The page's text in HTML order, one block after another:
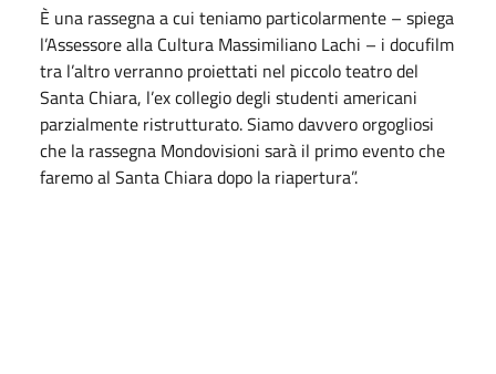
È una rassegna a cui teniamo particolarmente – spiega
l’Assessore alla Cultura Massimiliano Lachi – i docufilm
tra l’altro verranno proiettati nel piccolo teatro del
Santa Chiara, l’ex collegio degli studenti americani
parzialmente ristrutturato. Siamo davvero orgogliosi
che la rassegna Mondovisioni sarà il primo evento che
faremo al Santa Chiara dopo la riapertura”.